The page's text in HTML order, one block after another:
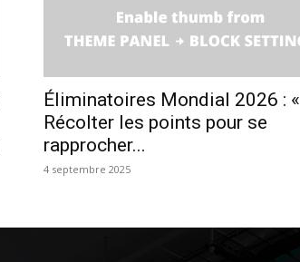
Éliminatoires Mondial 2026 : «
Récolter les points pour se
rapprocher...
4 septembre 2025